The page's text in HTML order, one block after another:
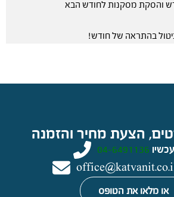
והסקת מסקנות לחודש הבא
ביטול בהתראה של חודש!
הצעת מחיר והזמנה
04-6491136
או מלאו את הטופס